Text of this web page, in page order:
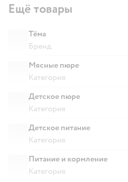
Ещё товары
Тёма
Бренд
Мясные пюре
Категория
Детское пюре
Категория
Детское питание
Категория
Питание и кормление
Категория